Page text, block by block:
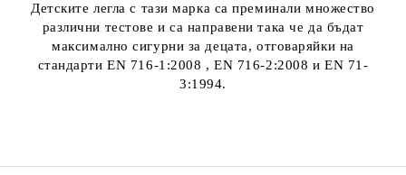
Детските легла с тази марка са преминали множество
различни тестове и са направени така че да бъдат
максимално сигурни за децата, отговаряйки на
стандарти EN 716-1:2008 , EN 716-2:2008 и EN 71-
3:1994.